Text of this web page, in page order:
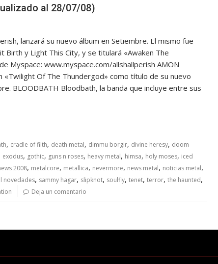
al 28/07/08)
lanzará su nuevo álbum en Setiembre. El mismo fue
Birth y Light This City, y se titulará «Awaken The
Myspace: www.myspace.com/allshallperish AMON
«Twilight Of The Thundergod» como título de su nuevo
BLOODBATH Bloodbath, la banda que incluye entre sus
, cradle of filth, death metal, dimmu borgir, divine heresy, doom
exodus, gothic, guns n roses, heavy metal, himsa, holy moses, iced
2008, metalcore, metallica, nevermore, news metal, noticias metal,
novedades, sammy hagar, slipknot, soulfly, tenet, terror, the haunted,
Deja un comentario